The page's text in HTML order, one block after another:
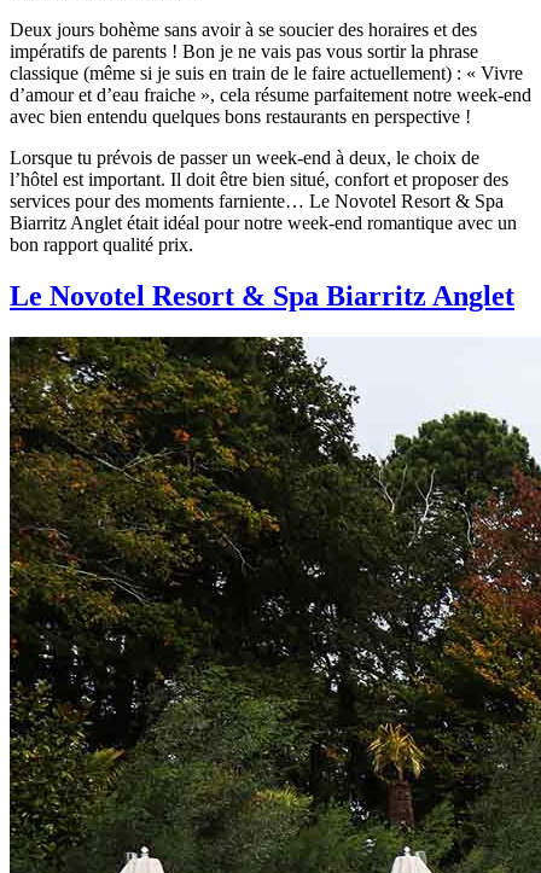
Deux jours bohème sans avoir à se soucier des horaires et des
impératifs de parents ! Bon je ne vais pas vous sortir la phrase
classique (même si je suis en train de le faire actuellement) : « Vivre
d’amour et d’eau fraiche », cela résume parfaitement notre week-end
avec bien entendu quelques bons restaurants en perspective !
Lorsque tu prévois de passer un week-end à deux, le choix de
l’hôtel est important. Il doit être bien situé, confort et proposer des
services pour des moments farniente… Le Novotel Resort & Spa
Biarritz Anglet était idéal pour notre week-end romantique avec un
bon rapport qualité prix.
Le Novotel Resort & Spa Biarritz Anglet